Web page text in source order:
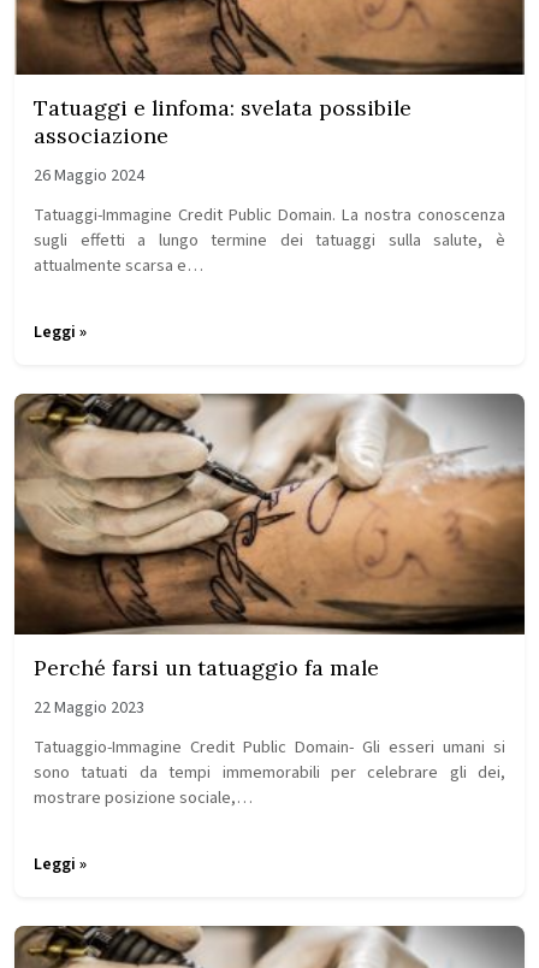
Tatuaggi e linfoma: svelata possibile
associazione
26 Maggio 2024
Tatuaggi-Immagine Credit Public Domain. La nostra conoscenza
sugli effetti a lungo termine dei tatuaggi sulla salute, è
attualmente scarsa e…
Leggi »
Perché farsi un tatuaggio fa male
22 Maggio 2023
Tatuaggio-Immagine Credit Public Domain- Gli esseri umani si
sono tatuati da tempi immemorabili per celebrare gli dei,
mostrare posizione sociale,…
Leggi »